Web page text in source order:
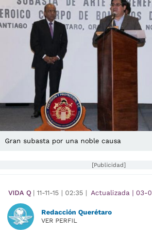
Gran subasta por una noble causa
[Publicidad]
VIDA Q | 11-11-15 | 02:35 | Actualizada | 03-
Redacción Querétaro
VER PERFIL